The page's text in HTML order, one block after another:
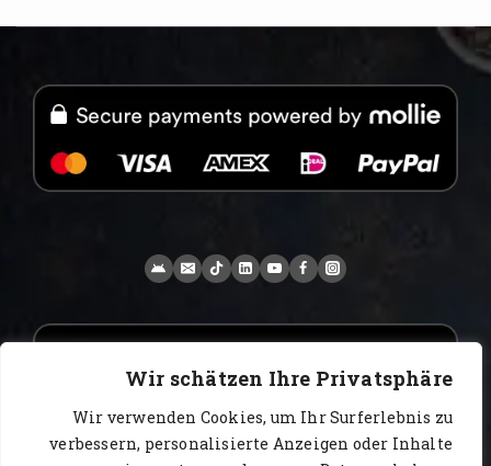
Wir schätzen Ihre Privatsphäre
Wir verwenden Cookies, um Ihr Surferlebnis zu
verbessern, personalisierte Anzeigen oder Inhalte